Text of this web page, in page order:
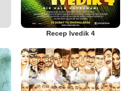
Recep Ivedik 4